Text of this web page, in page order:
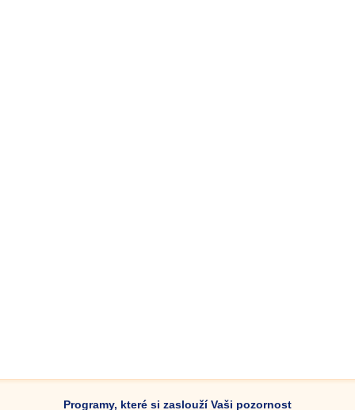
Programy, které si zaslouží Vaši pozornost